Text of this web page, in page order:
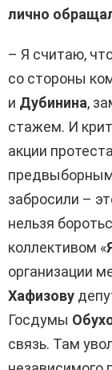
лично
– Я считаю,
со стороны
и Дубинина,
стажем. И
акции
забросили –
нельзя
коллективом «
организации
Хафизову
Госдумы
связь. Там